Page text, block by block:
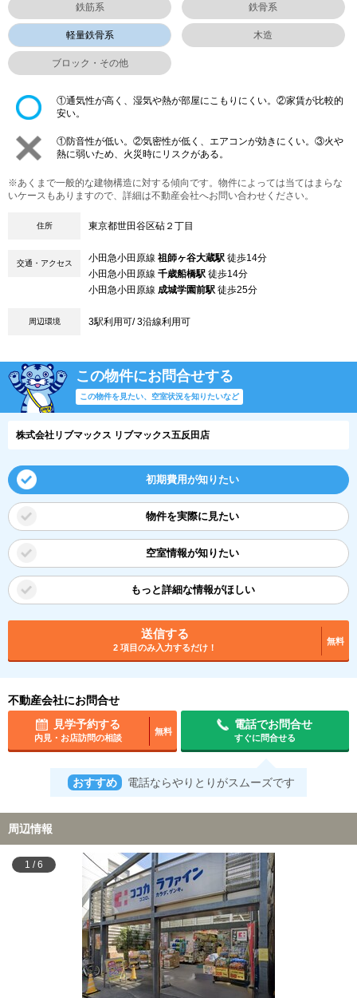
鉄筋系 鉄骨系
軽量鉄骨系 木造
ブロック・その他
①通気性が高く、湿気や熱が部屋にこもりにくい。②家賃が比較的
安い。
①防音性が低い。②気密性が低く、エアコンが効きにくい。③火や
熱に弱いため、火災時にリスクがある。
※あくまで一般的な建物構造に対する傾向です。物件によっては当てはまらな
いケースもありますので、詳細は不動産会社へお問い合わせください。
住所 東京都世田谷区砧２丁目
交通・アクセス 小田急小田原線 祖師ヶ谷大蔵駅 徒歩14分
小田急小田原線 千歳船橋駅 徒歩14分
小田急小田原線 成城学園前駅 徒歩25分
周辺環境 3駅利用可/ 3沿線利用可
この物件にお問合せする
この物件を見たい、空室状況を知りたいなど
株式会社リブマックス リブマックス五反田店
初期費用が知りたい
物件を実際に見たい
空室情報が知りたい
もっと詳細な情報がほしい
送信する
2 項目のみ入力するだけ！
無料
不動産会社にお問合せ
見学予約する
内見・お店訪問の相談
無料
電話でお問合せ
すぐに問合せる
おすすめ 電話ならやりとりがスムーズです
周辺情報
1 /6